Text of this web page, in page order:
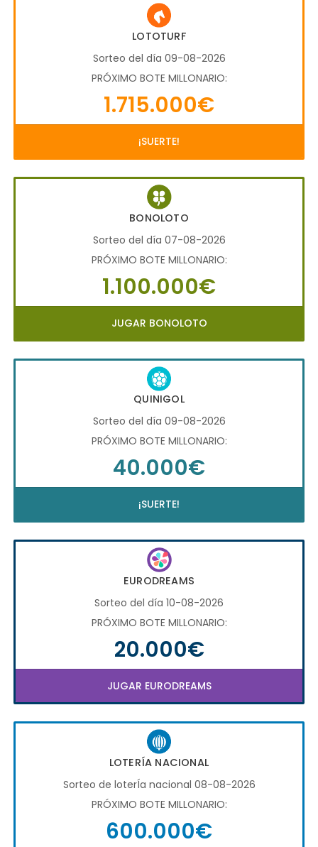
LOTOTURF
Sorteo del día 09-08-2026
PRÓXIMO BOTE MILLONARIO:
1.715.000€
¡SUERTE!
BONOLOTO
Sorteo del día 07-08-2026
PRÓXIMO BOTE MILLONARIO:
1.100.000€
JUGAR BONOLOTO
QUINIGOL
Sorteo del día 09-08-2026
PRÓXIMO BOTE MILLONARIO:
40.000€
¡SUERTE!
EURODREAMS
Sorteo del día 10-08-2026
PRÓXIMO BOTE MILLONARIO:
20.000€
JUGAR EURODREAMS
LOTERÍA NACIONAL
Sorteo de loterÍa nacional 08-08-2026
PRÓXIMO BOTE MILLONARIO:
600.000€